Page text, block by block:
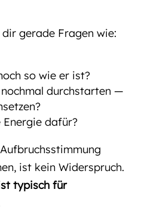
gerade Fragen wie:
so wie er ist?
durchstarten —
Energie dafür?
ist kein Widerspruch.
typisch für